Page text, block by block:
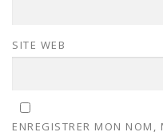
SITE WEB
ENREGISTRER MON